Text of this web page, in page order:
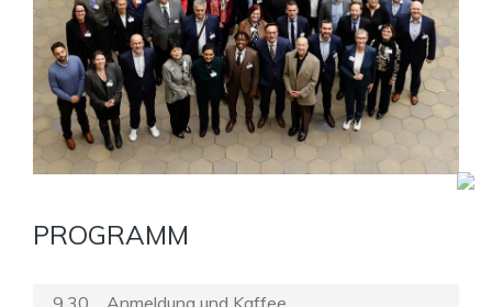
PROGRAMM
9.30
Anmeldung und Kaffee